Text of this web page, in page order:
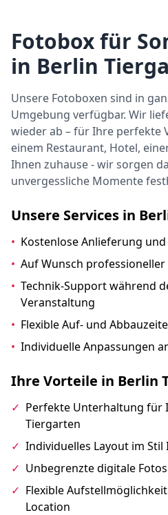
Fotobox für
in Berlin
Unsere Fotoboxen sind in
Umgebung verfügbar. Wir
wieder ab – für Ihre perfekte
einem Restaurant, Hotel,
Ihnen zuhause - wir sorgen
unvergessliche Momente
Unsere Services in
• Kostenlose Anlieferung
• Auf Wunsch
• Technik-Support während
Veranstaltung
• Flexible Auf- und
• Individuelle Anpassungen
Ihre Vorteile in Berlin
✓ Perfekte Unterhaltung für
Tiergarten
✓ Individuelles Layout im
✓ Unbegrenzte digitale
✓ Flexible
Location